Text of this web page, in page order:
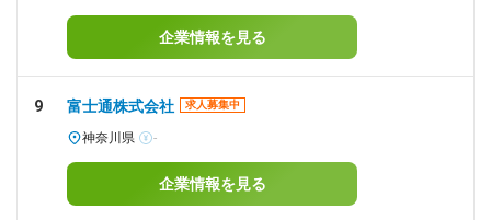
企業情報を見る
9 富士通株式会社 求人募集中
神奈川県 -
企業情報を見る